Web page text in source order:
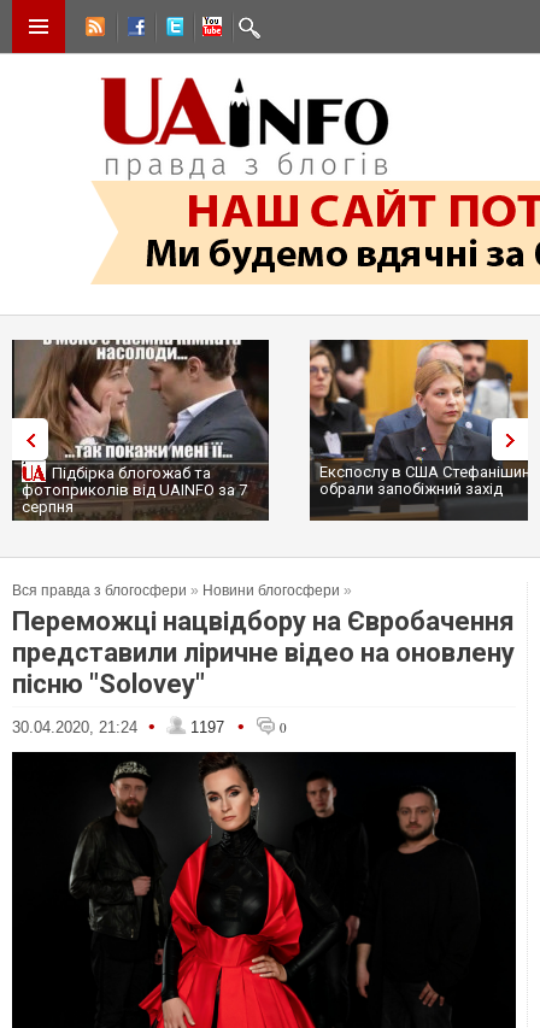
Підбірка блогожаб та
фотоприколів від UAINFO за 7
серпня
Експослу в США
обрали запобіжний захід
Вся правда з блогосфери » Новини блогосфери »
Переможці нацвідбору на Євробачення
представили ліричне відео на оновлену
пісню "Solovey"
30.04.2020, 21:24 • 1197 • 0